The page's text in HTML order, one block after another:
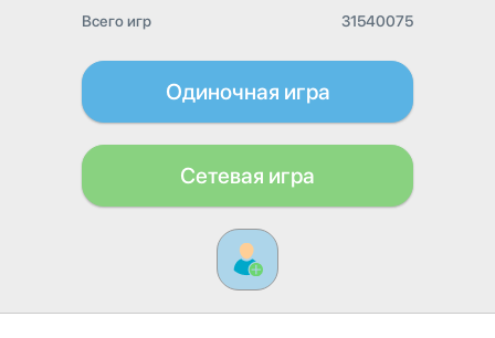
Всего игр 31540075
Одиночная игра
Сетевая игра